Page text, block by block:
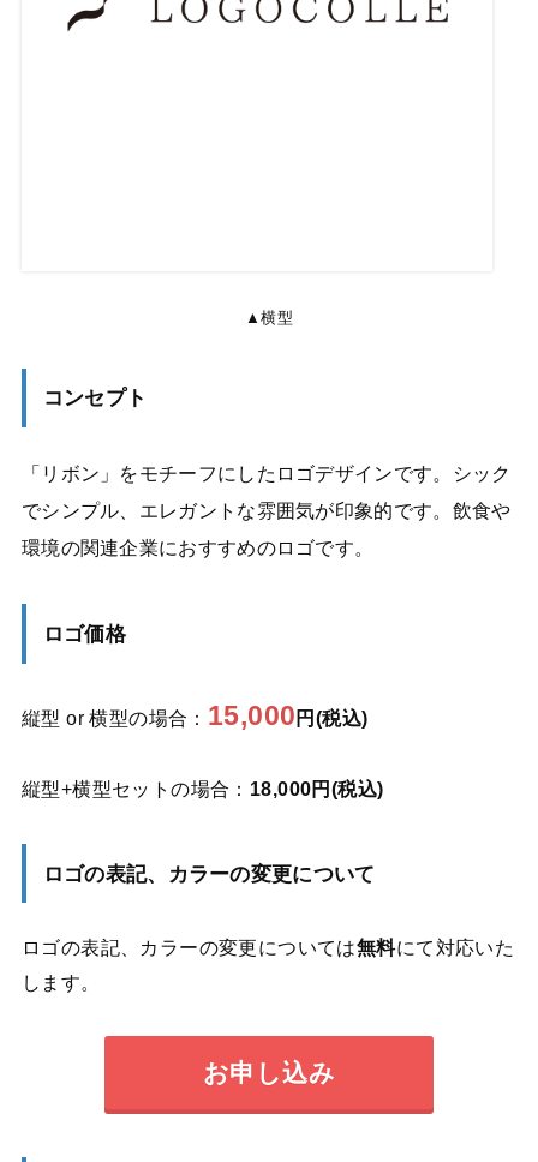
▲横型
コンセプト
「リボン」をモチーフにしたロゴデザインです。シック
でシンプル、エレガントな雰囲気が印象的です。飲食や
環境の関連企業におすすめのロゴです。
ロゴ価格
縦型 or 横型の場合： 15,000 円(税込)
縦型+横型セットの場合： 18,000円(税込)
ロゴの表記、カラーの変更について
ロゴの表記、カラーの変更については無料にて対応いた
します。
お申し込み